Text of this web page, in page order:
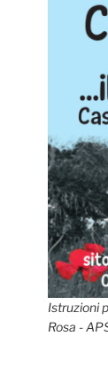
Istruzioni
Rosa -